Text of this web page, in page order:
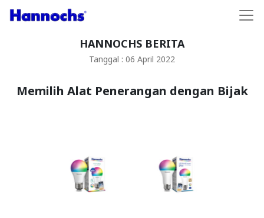
HANNOCHS BERITA
Tanggal : 06 April 2022
Memilih Alat Penerangan dengan Bijak